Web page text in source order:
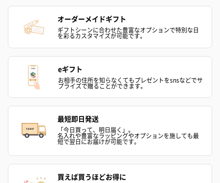
オーダーメイドギフト
ギフトシーンに合わせた豊富なオプションで特別な日
を彩るカスタマイズが可能です。
eギフト
お相手の住所を知らなくてもプレゼントをsnsなどでサ
プライズで贈ることができます。
最短即日発送
「今日買って、明日届く」。
名入れや豊富なラッピングやオプションを施しても最
短で翌日にお届けが可能です。
買えば買うほどお得に